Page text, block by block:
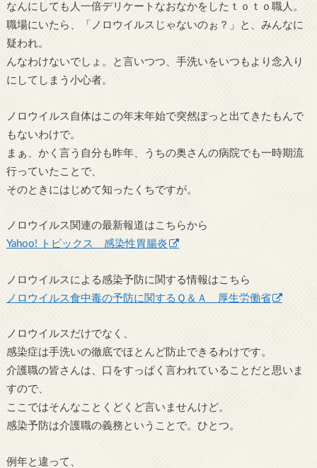
なんにしても人一倍デリケートなおなかをしたｔｏｔｏ職人。
職場にいたら、「ノロウイルスじゃないのぉ？」と、みんなに
疑われ。
んなわけないでしょ。と言いつつ、手洗いをいつもより念入り
にしてしまう小心者。
ノロウイルス自体はこの年末年始で突然ぽっと出てきたもんで
もないわけで。
まぁ、かく言う自分も昨年、うちの奥さんの病院でも一時期流
行っていたことで、
そのときにはじめて知ったくちですが。
ノロウイルス関連の最新報道はこちらから
Yahoo! トピックス 感染性胃腸炎
ノロウイルスによる感染予防に関する情報はこちら
ノロウイルス食中毒の予防に関するＱ＆Ａ 厚生労働省
ノロウイルスだけでなく、
感染症は手洗いの徹底でほとんど防止できるわけです。
介護職の皆さんは、口をすっぱく言われていることだと思いま
すので、
ここではそんなことくどくど言いませんけど。
感染予防は介護職の義務ということで。ひとつ。
例年と違って、